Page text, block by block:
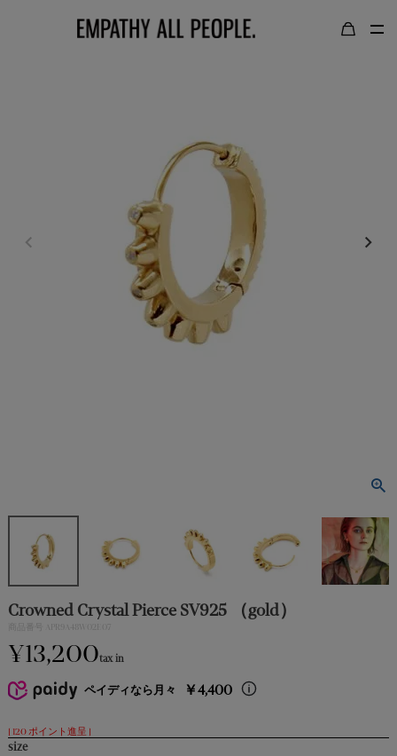
LOGIN / LOGOUT
GOLD COLOR｜
SILVER COLOR｜シルバーカラー
EARCUFF｜イヤカフ
BRACELET｜
BROOCH｜ ブローチ
Crowned Crystal Pierce SV925 （gold）
APR9A48W02E07
¥13,200tax in
ペイディなら月々 ￥4,400
[ 120ポイント進呈 ]
size